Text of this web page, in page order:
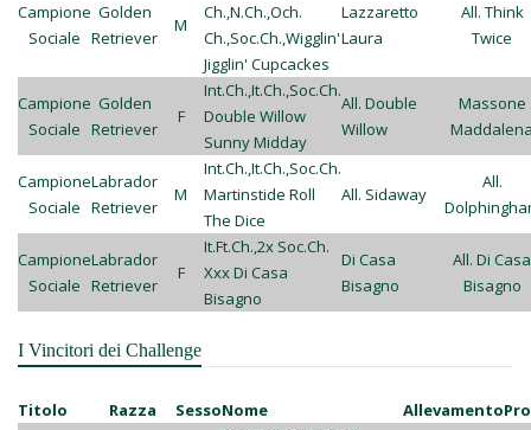
Campione
Sociale
Golden
Retriever
M
Ch.,N.Ch.,Och.
Ch.,Soc.Ch.,Wigglin'
Jigglin' Cupcackes
Lazzaretto
Laura
All. Think
Twice
Campione
Sociale
Golden
Retriever
F
Int.Ch.,It.Ch.,Soc.Ch.
Double Willow
Sunny Midday
All. Double
Willow
Massone
Campione
Sociale
Labrador
Retriever
M
Int.Ch.,It.Ch.,Soc.Ch.
Martinstide Roll
The Dice
All. Sidaway
All.
Campione
Sociale
Labrador
Retriever
F
It.Ft.Ch.,2x Soc.Ch.
Xxx Di Casa
Bisagno
Di Casa
Bisagno
All. Di Casa
Bisagno
I Vincitori dei Challenge
Titolo Razza SessoNome Allevamento